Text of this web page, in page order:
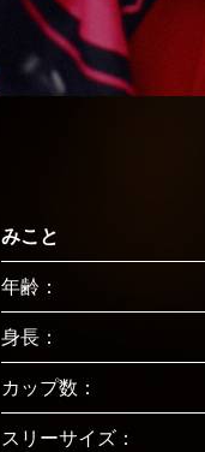
みこと
年齢：
身長：
カップ数：
スリーサイズ：